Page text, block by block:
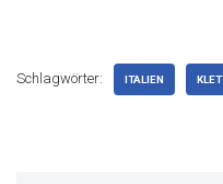
Schlagwörter: ITALIEN